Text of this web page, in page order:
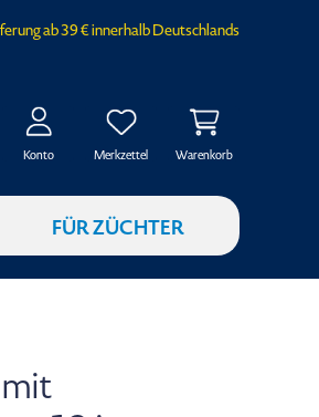
ab 39 € innerhalb Deutschlands
Konto Merkzettel Warenkorb
FÜR ZÜCHTER